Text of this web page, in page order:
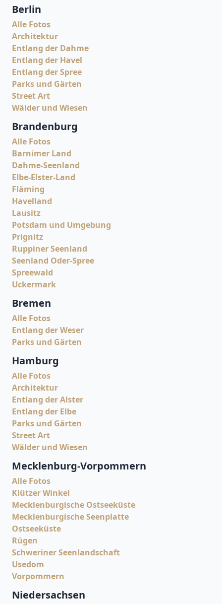
Berlin
Alle Fotos
Architektur
Entlang der Dahme
Entlang der Havel
Entlang der Spree
Parks und Gärten
Street Art
Wälder und Wiesen
Brandenburg
Alle Fotos
Barnimer Land
Dahme-Seenland
Elbe-Elster-Land
Fläming
Havelland
Lausitz
Potsdam und Umgebung
Prignitz
Ruppiner Seenland
Seenland Oder-Spree
Spreewald
Uckermark
Bremen
Alle Fotos
Entlang der Weser
Parks und Gärten
Hamburg
Alle Fotos
Architektur
Entlang der Alster
Entlang der Elbe
Parks und Gärten
Street Art
Wälder und Wiesen
Mecklenburg-Vorpommern
Alle Fotos
Klützer Winkel
Mecklenburgische Ostseeküste
Mecklenburgische Seenplatte
Ostseeküste
Rügen
Schweriner Seenlandschaft
Usedom
Vorpommern
Niedersachsen